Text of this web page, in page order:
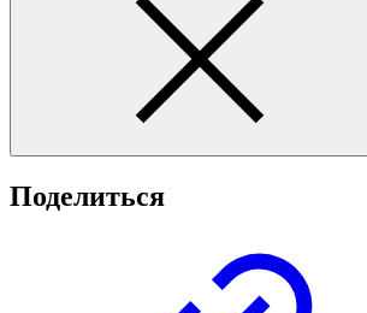
Поделиться